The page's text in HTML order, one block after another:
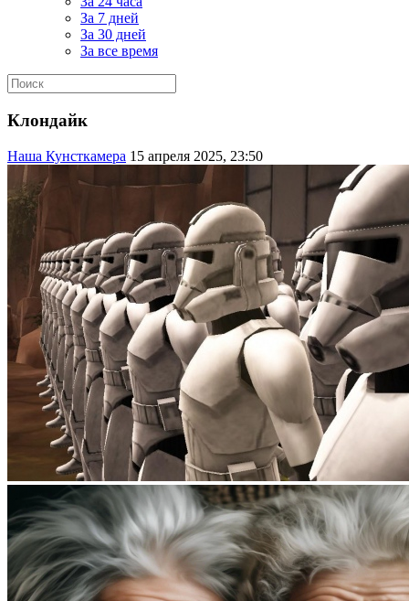
За 7 дней
За 30 дней
За все время
Клондайк
Наша Кунсткамера 15 апреля 2025, 23:50